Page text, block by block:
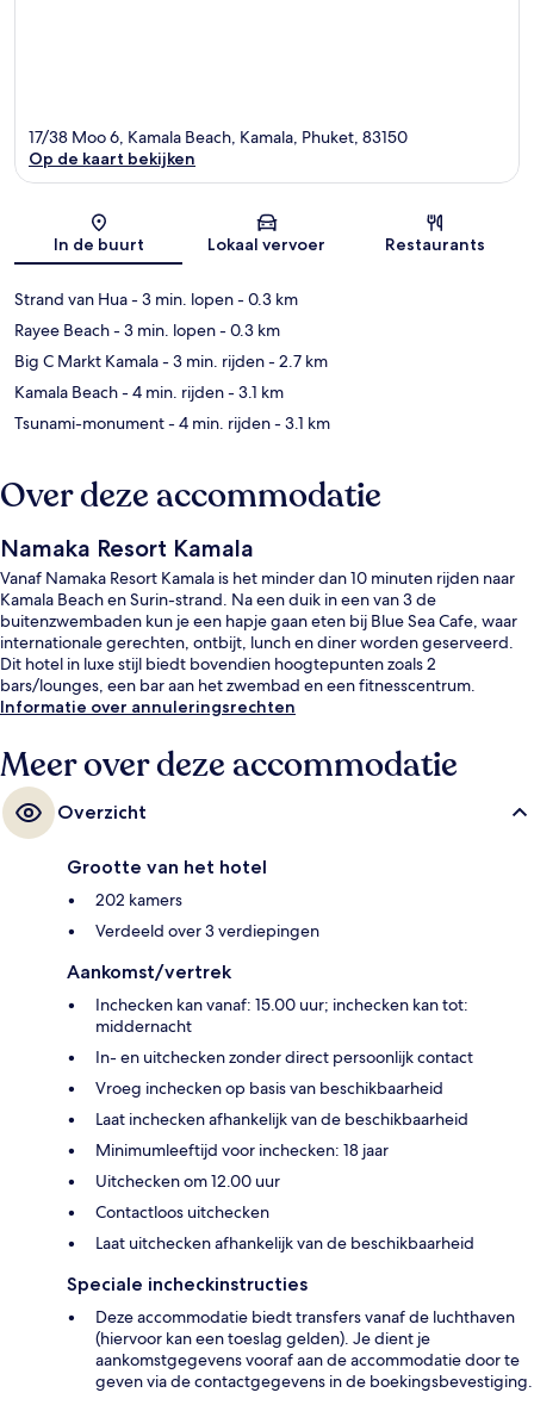
Kaart
17/38 Moo 6, Kamala Beach, Kamala, Phuket, 83150
Op de kaart bekijken
In de buurt Lokaal vervoer Restaurants
Strand van Hua- 3 min. lopen- 0.3 km
Rayee Beach- 3 min. lopen- 0.3 km
Big C Markt Kamala- 3 min. rijden- 2.7 km
Kamala Beach- 4 min. rijden- 3.1 km
Tsunami-monument- 4 min. rijden- 3.1 km
Over deze accommodatie
Namaka Resort Kamala
Vanaf Namaka Resort Kamala is het minder dan 10 minuten rijden naar
Kamala Beach en Surin-strand. Na een duik in een van 3 de
buitenzwembaden kun je een hapje gaan eten bij Blue Sea Cafe, waar
internationale gerechten, ontbijt, lunch en diner worden geserveerd.
Dit hotel in luxe stijl biedt bovendien hoogtepunten zoals 2
bars/lounges, een bar aan het zwembad en een fitnesscentrum.
Informatie over annuleringsrechten
Meer over deze accommodatie
Overzicht
Grootte van het hotel
202 kamers
Verdeeld over 3 verdiepingen
Aankomst/vertrek
Inchecken kan vanaf: 15.00 uur; inchecken kan tot:
middernacht
In- en uitchecken zonder direct persoonlijk contact
Vroeg inchecken op basis van beschikbaarheid
Laat inchecken afhankelijk van de beschikbaarheid
Minimumleeftijd voor inchecken: 18 jaar
Uitchecken om 12.00 uur
Contactloos uitchecken
Laat uitchecken afhankelijk van de beschikbaarheid
Speciale incheckinstructies
Deze accommodatie biedt transfers vanaf de luchthaven
(hiervoor kan een toeslag gelden). Je dient je
aankomstgegevens vooraf aan de accommodatie door te
geven via de contactgegevens in de boekingsbevestiging.